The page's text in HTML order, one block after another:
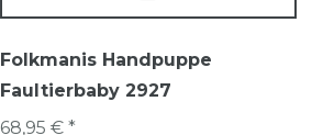
Folkmanis Handpuppe
Faultierbaby 2927
68,95 € *